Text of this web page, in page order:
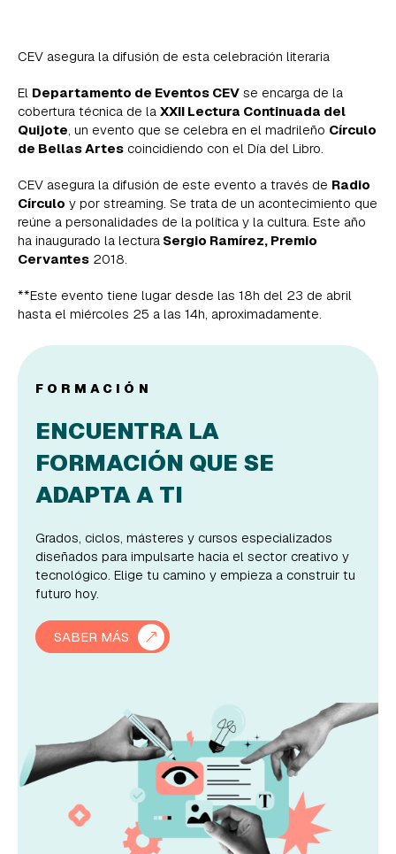
CEV asegura la difusión de esta celebración literaria
El Departamento de Eventos CEV se encarga de la
cobertura técnica de la XXII Lectura Continuada del
Quijote, un evento que se celebra en el madrileño Círculo
de Bellas Artes coincidiendo con el Día del Libro.
CEV asegura la difusión de este evento a través de Radio
Círculo y por streaming. Se trata de un acontecimiento que
reúne a personalidades de la política y la cultura. Este año
ha inaugurado la lectura Sergio Ramírez, Premio
Cervantes 2018.
**Este evento tiene lugar desde las 18h del 23 de abril
hasta el miércoles 25 a las 14h, aproximadamente.
FORMACIÓN
ENCUENTRA LA
FORMACIÓN QUE SE
ADAPTA A TI
Grados, ciclos, másteres y cursos especializados
diseñados para impulsarte hacia el sector creativo y
tecnológico. Elige tu camino y empieza a construir tu
futuro hoy.
SABER MÁS